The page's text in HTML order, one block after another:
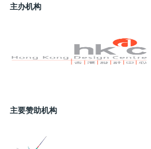
主办机构
主要赞助机构